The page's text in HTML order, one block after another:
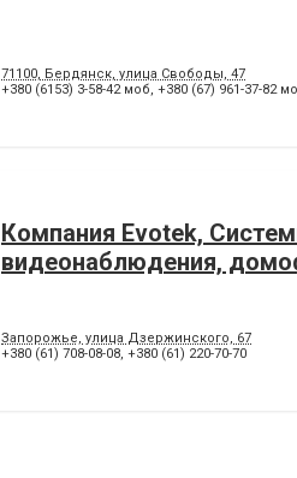
71100, Бердянск, улица Свободы, 47
+380 (6153) 3-58-42 моб, +380 (67) 961-37-82
Компания Evotek,
видеонаблюдения,
Запорожье, улица Дзержинского, 67
+380 (61) 708-08-08, +380 (61) 220-70-70